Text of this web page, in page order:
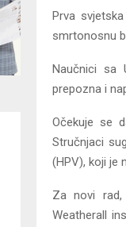
Prva
smrtonosnu
Naučnici sa
prepozna i
Očekuje se
Stručnjaci
(HPV), koji je
Za novi rad,
Weatherall